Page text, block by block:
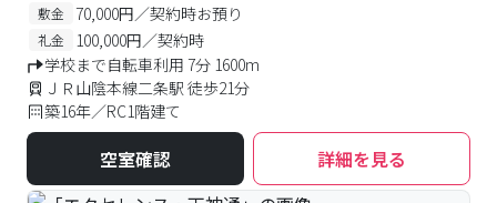
敷金 70,000円／契約時お預り
礼金
100,000円／契約時
学校まで自転車利用 7分 1600m
ＪＲ山陰本線二条駅 徒歩21分
築16年／RC1階建て
空室確認 詳細を見る